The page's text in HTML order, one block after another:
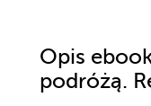
Opis
podróżą.